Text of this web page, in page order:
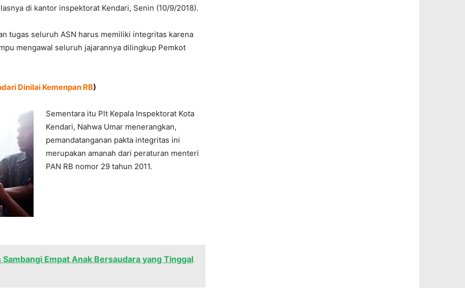
di kantor inspektorat Kendari, Senin (10/9/2018).
tugas seluruh ASN harus memiliki integritas karena
mengawal seluruh jajarannya dilingkup Pemkot
Dinilai Kemenpan RB)
Sementara itu Plt Kepala Inspektorat Kota
Kendari, Nahwa Umar menerangkan,
pemandatanganan pakta integritas ini
merupakan amanah dari peraturan menteri
PAN RB nomor 29 tahun 2011.
Empat Anak Bersaudara yang Tinggal